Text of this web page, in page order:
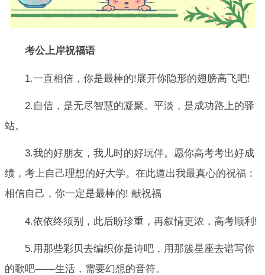
考公上岸祝福语
1.一直相信，你是最棒的!展开你隐形的翅膀高飞吧!
2.自信，是无尽智慧的凝聚。平淡，是成功路上的驿
站。
3.我的好朋友，我儿时的好玩伴。愿你高考考出好成
绩，考上自己理想的好大学。在此道出我最真心的祝福：
相信自己，你一定是最棒的! 献祝福
4.依依终须别，此后盼珍重，再叙情更浓，高考顺利!
5.用那些彩贝去编织你是诗吧，用那簇星座去谱写你
的歌吧——生活，需要幻想的音符。